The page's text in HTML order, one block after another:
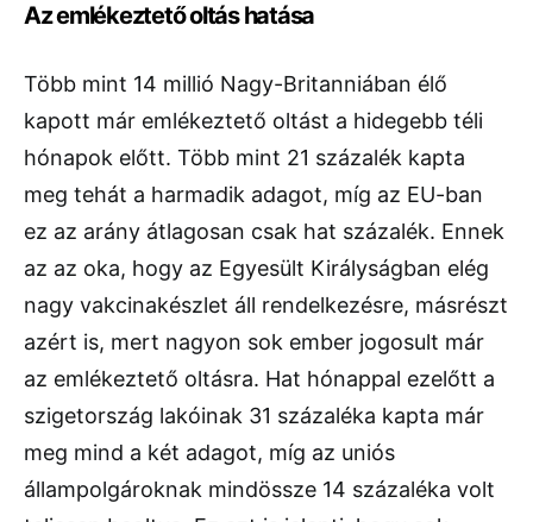
Az emlékeztető oltás hatása
Több mint 14 millió Nagy-Britanniában élő
kapott már emlékeztető oltást a hidegebb téli
hónapok előtt. Több mint 21 százalék kapta
meg tehát a harmadik adagot, míg az EU-ban
ez az arány átlagosan csak hat százalék. Ennek
az az oka, hogy az Egyesült Királyságban elég
nagy vakcinakészlet áll rendelkezésre, másrészt
azért is, mert nagyon sok ember jogosult már
az emlékeztető oltásra. Hat hónappal ezelőtt a
szigetország lakóinak 31 százaléka kapta már
meg mind a két adagot, míg az uniós
állampolgároknak mindössze 14 százaléka volt